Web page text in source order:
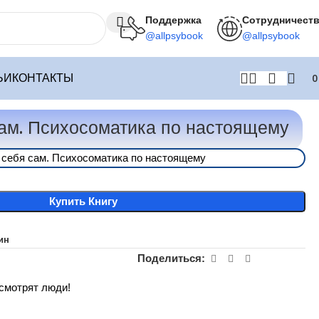
Поддержка
@allpsybook @allpsybook
КОНТАКТЫ
Психосоматика по настоящему
сам. Психосоматика по настоящему
Купить Книгу
Поделиться:
люди!